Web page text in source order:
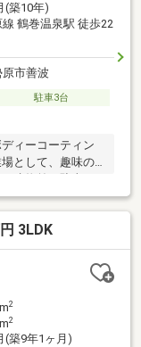
(築10年)
鶴巻温泉駅 徒歩22
市善波
駐車3台
ィーコーティン
として、趣味の
です。■周りは山
す。■みんなで集
す。3LDK
2
2
(築9年1ヶ月)